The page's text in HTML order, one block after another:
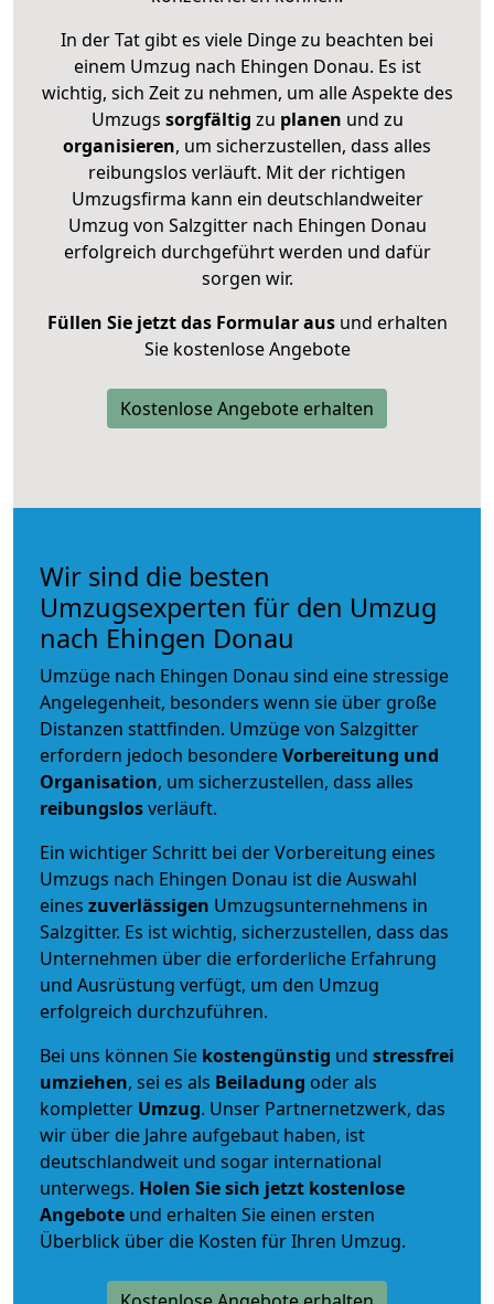
In der Tat gibt es viele Dinge zu beachten bei
einem Umzug nach Ehingen Donau. Es ist
wichtig, sich Zeit zu nehmen, um alle Aspekte des
Umzugs sorgfältig zu planen und zu
organisieren, um sicherzustellen, dass alles
reibungslos verläuft. Mit der richtigen
Umzugsfirma kann ein deutschlandweiter
Umzug von Salzgitter nach Ehingen Donau
erfolgreich durchgeführt werden und dafür
sorgen wir.
Füllen Sie jetzt das Formular ausund erhalten
Sie kostenlose Angebote
Kostenlose Angebote erhalten
Wir sind die besten
Umzugsexperten für den Umzug
nach Ehingen Donau
Umzüge nach Ehingen Donau sind eine stressige
Angelegenheit, besonders wenn sie über große
Distanzen stattfinden. Umzüge von Salzgitter
erfordern jedoch besondereVorbereitung und
Organisation, um sicherzustellen, dass alles
reibungslosverläuft.
Ein wichtiger Schritt bei der Vorbereitung eines
Umzugs nach Ehingen Donau ist die Auswahl
eines zuverlässigen Umzugsunternehmens in
Salzgitter. Es ist wichtig, sicherzustellen, dass das
Unternehmen über die erforderliche Erfahrung
und Ausrüstung verfügt, um den Umzug
erfolgreich durchzuführen.
Bei uns können Sie kostengünstig und stressfrei
umziehen, sei es als Beiladung oder als
kompletter Umzug. Unser Partnernetzwerk, das
wir über die Jahre aufgebaut haben, ist
deutschlandweit und sogar international
unterwegs. Holen Sie sich jetzt kostenlose
Angebote und erhalten Sie einen ersten
Überblick über die Kosten für Ihren Umzug.